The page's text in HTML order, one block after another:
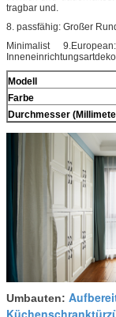
tragbar und.
8. passfähig: Großer
Minimalist
Modell
Farbe
Durchmesser
Umbauten: